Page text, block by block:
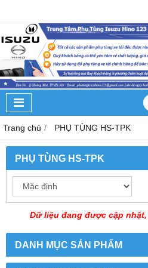
Trang chủ PHỤ TÙNG HS-TPK
DANH MỤC SẢN PHẨM
PHỤ TÙNG HS-TPK
Dữ liệu đang được cập